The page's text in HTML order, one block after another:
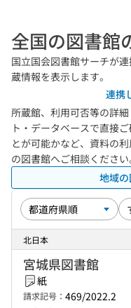
全国の図書館
国立国会図書館サーチが
蔵情報を表示します。
連携
所蔵館、利用可否等の詳
ト・データベースで直接
とが可能かなど、資料の
の図書館へご相談くださ
地域
北日本
宮城県図書館
紙
請求記号： 469/2022.2